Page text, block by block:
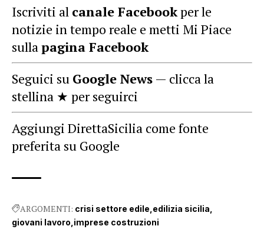
Iscriviti al canale Facebookper le
notizie in tempo reale e metti Mi Piace
sullapagina Facebook
Seguici su Google News — clicca la
stellina ★ per seguirci
Aggiungi DirettaSicilia come fonte
preferita su Google
ARGOMENTI: crisi settore edile edilizia sicilia
giovani lavoro imprese costruzioni